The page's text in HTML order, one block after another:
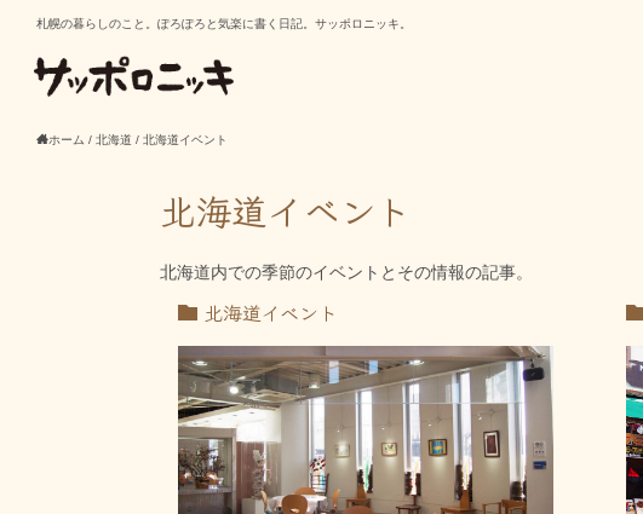
札幌の暮らしのこと。ぽろぽろと気楽に書く日記。サッポロニッキ。
ホーム / 北海道 / 北海道イベント
北海道イベント
北海道内での季節のイベントとその情報の記事。
北海道イベント